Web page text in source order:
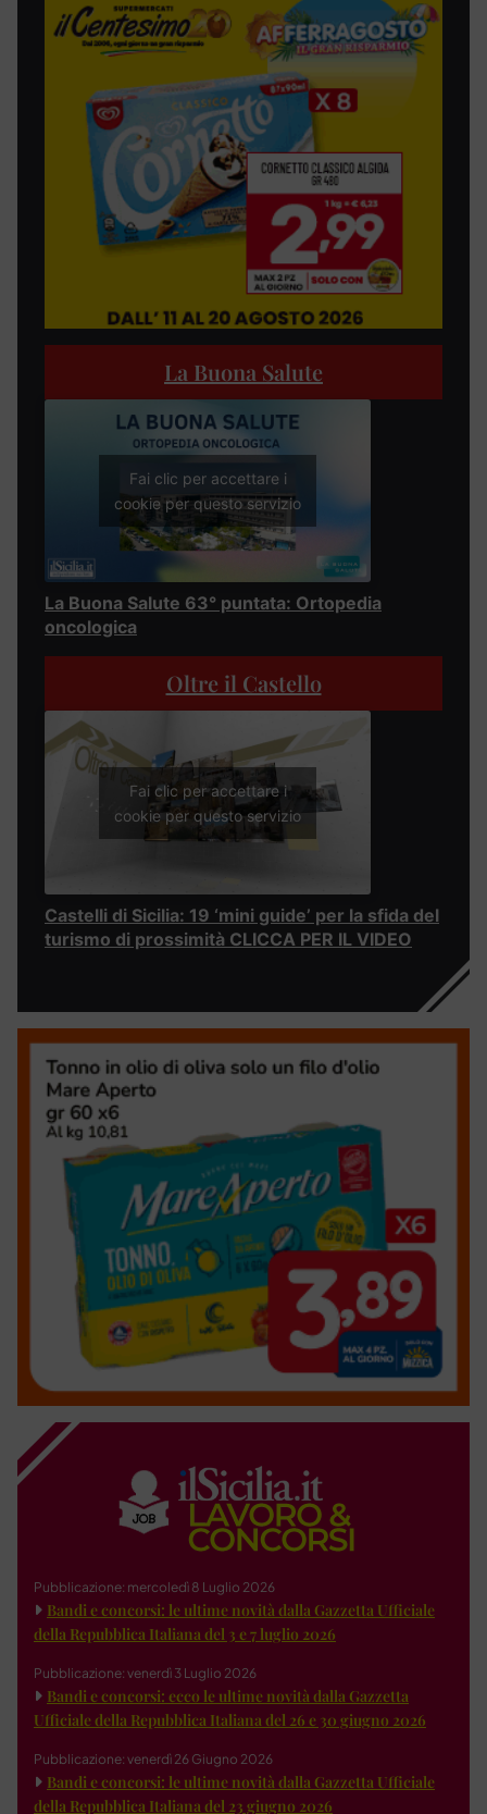
La Buona Salute
Fai clic per accettare i
cookie per questo servizio
La Buona Salute 63° puntata: Ortopedia
oncologica
Oltre il Castello
Fai clic per accettare i
cookie per questo servizio
Castelli di Sicilia: 19 ‘mini guide’ per la sfida del
turismo di prossimità CLICCA PER IL VIDEO
Pubblicazione: mercoledì 8 Luglio 2026
Bandi e concorsi: le ultime novità dalla Gazzetta Ufficiale
della Repubblica Italiana del 3 e 7 luglio 2026
Pubblicazione: venerdì 3 Luglio 2026
Bandi e concorsi: ecco le ultime novità dalla Gazzetta
Ufficiale della Repubblica Italiana del 26 e 30 giugno 2026
Pubblicazione: venerdì 26 Giugno 2026
Bandi e concorsi: le ultime novità dalla Gazzetta Ufficiale
della Repubblica Italiana del 23 giugno 2026